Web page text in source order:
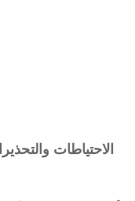
الاحتياطات